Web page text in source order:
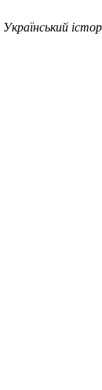
Український